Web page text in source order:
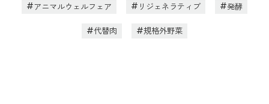
アニマルウェルフェア リジェネラティブ 発酵
代替肉 規格外野菜